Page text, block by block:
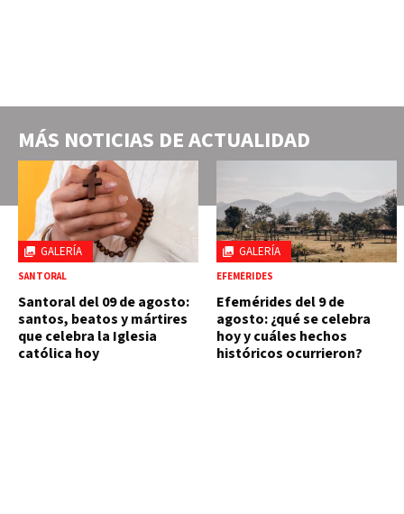
MÁS NOTICIAS DEACTUALIDAD
GALERÍA
SANTORAL
Santoral del 09 de agosto:
santos, beatos y mártires
que celebra la Iglesia
católica hoy
GALERÍA
EFEMÉRIDES
Efemérides del 9 de
agosto: ¿qué se celebra
hoy y cuáles hechos
históricos ocurrieron?